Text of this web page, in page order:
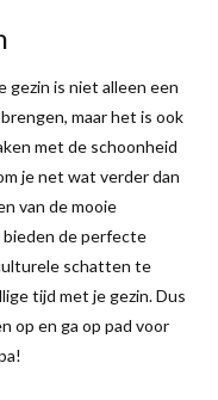
gezin is niet alleen een
maar het is ook
met de schoonheid
je net wat verder dan
van de mooie
bieden de perfecte
schatten te
tijd met je gezin. Dus
op en ga op pad voor